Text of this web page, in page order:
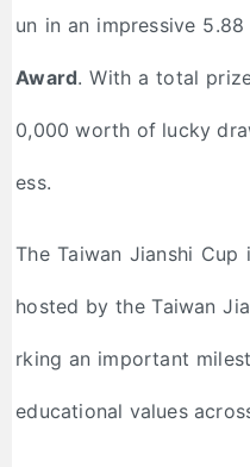
un in an impressive
Award. With a total
0,000 worth of lucky
ess.
The Taiwan Jianshi
hosted by the Taiwan
rking an important
educational values